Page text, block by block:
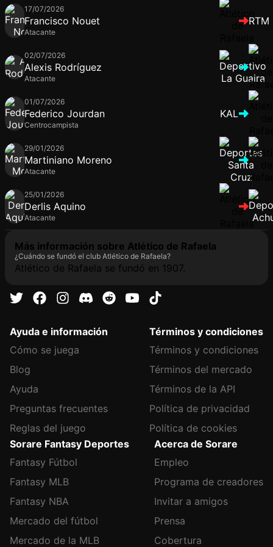
17/07/2026
Francisco Nouet
Atacante
RTM
02/07/2026
Alexis Rodríguez
Atacante
01/07/2026
Federico Jourdan
Centrocampista
KAL
29/01/2026
Martiniano Moreno
Atacante
25/01/2026
Derlis Aquino
Atacante
Más información sobre Atlético de Rafaela
¿Cuándo se fundó el club Atlético de Rafaela?
Atlético de Rafaela se fundó en 1907.
Ayuda e información
Cómo se juega
Blog
Ayuda
Preguntas frecuentes
Reglas del juego
Términos y condiciones
Términos y condiciones
Términos del mercado
Términos de la API
Política de privacidad
Política de cookies
Sorare Fantasy Deportes
Fantasy Fútbol
Fantasy MLB
Fantasy NBA
Mercado del fútbol
Mercado de la MLB
Acerca de Sorare
Empleo
Programa de creadores
Invitar a amigos
Prensa
Cobertura